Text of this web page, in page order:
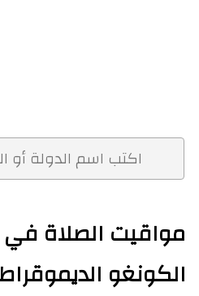
مواقيت الصلاة
الكونغو